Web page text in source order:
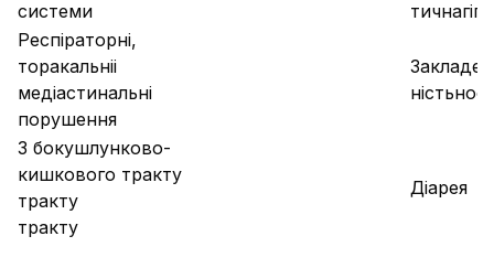
системи
Респіраторні,
торакальніі
медіастинальні
порушення
Закладе-
З бокушлунково-
кишкового тракту
тракту
тракту
Діарея